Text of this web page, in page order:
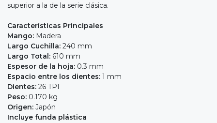
superior a la de la serie clásica.
Características Principales
Mango: Madera
Largo Cuchilla: 240 mm
Largo Total: 610 mm
Espesor de la hoja: 0.3 mm
Espacio entre los dientes: 1 mm
Dientes: 26 TPI
Peso: 0.170 kg
Origen: Japón
Incluye funda plástica